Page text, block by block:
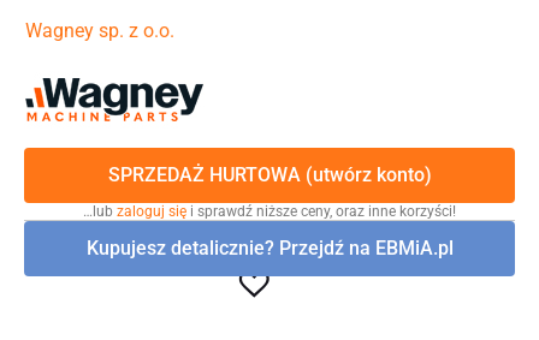
Wagney sp. z o.o.
SPRZEDAŻ HURTOWA (utwórz konto)
…lub zaloguj się i sprawdź niższe ceny, oraz inne korzyści!
Kupujesz detalicznie? Przejdź na EBMiA.pl